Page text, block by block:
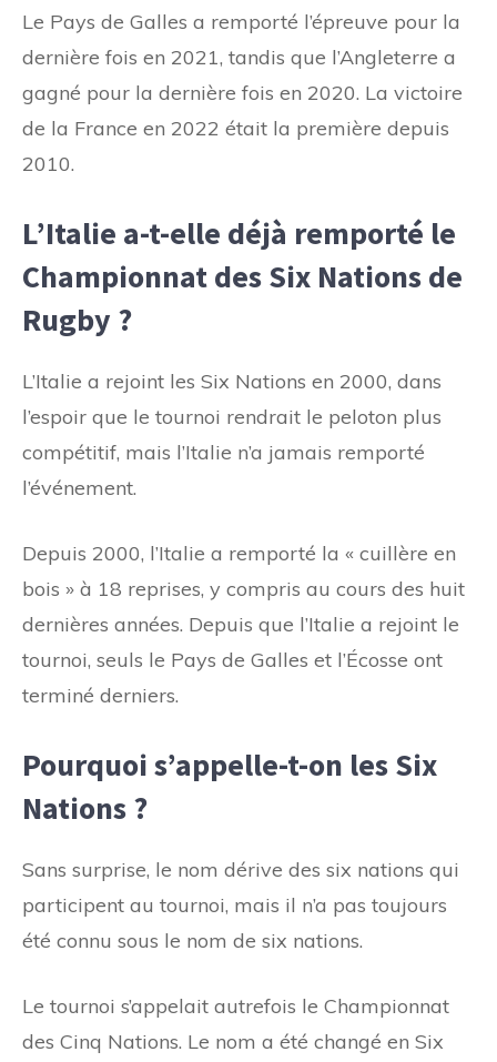
Le Pays de Galles a remporté l’épreuve pour la
dernière fois en 2021, tandis que l’Angleterre a
gagné pour la dernière fois en 2020. La victoire
de la France en 2022 était la première depuis
2010.
L’Italie a-t-elle déjà remporté le
Championnat des Six Nations de
Rugby ?
L’Italie a rejoint les Six Nations en 2000, dans
l’espoir que le tournoi rendrait le peloton plus
compétitif, mais l’Italie n’a jamais remporté
l’événement.
Depuis 2000, l’Italie a remporté la « cuillère en
bois » à 18 reprises, y compris au cours des huit
dernières années. Depuis que l’Italie a rejoint le
tournoi, seuls le Pays de Galles et l’Écosse ont
terminé derniers.
Pourquoi s’appelle-t-on les Six
Nations ?
Sans surprise, le nom dérive des six nations qui
participent au tournoi, mais il n’a pas toujours
été connu sous le nom de six nations.
Le tournoi s’appelait autrefois le Championnat
des Cinq Nations. Le nom a été changé en Six